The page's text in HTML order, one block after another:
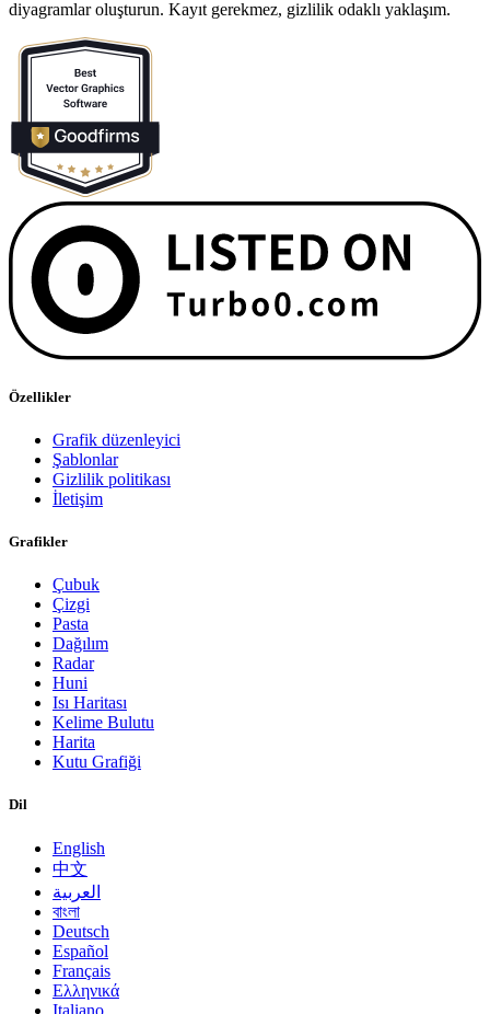
diyagramlar oluşturun. Kayıt gerekmez, gizlilik odaklı yaklaşım.
Özellikler
Grafik düzenleyici
Şablonlar
Gizlilik politikası
İletişim
Grafikler
Çubuk
Çizgi
Pasta
Dağılım
Radar
Huni
Isı Haritası
Kelime Bulutu
Harita
Kutu Grafiği
Dil
English
中文
العربية
বাংলা
Deutsch
Español
Français
Ελληνικά
Italiano